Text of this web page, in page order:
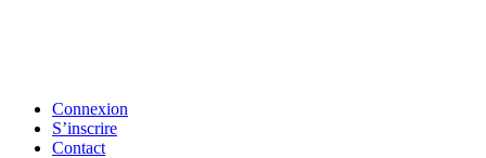
Connexion
S’inscrire
Contact